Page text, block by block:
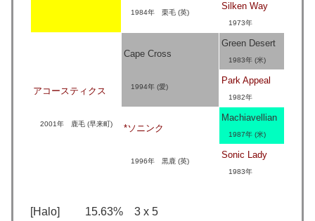
1984年 栗毛 (英)
Silken Way
1973年
アコースティクス
2001年 鹿毛 (早来町)
Cape Cross
1994年 (愛)
Green Desert
1983年 (米)
Park Appeal
1982年
*ソニンク
1996年 黒鹿 (英)
Machiavellian
1987年 (米)
Sonic Lady
1983年
[Halo] 15.63% 3 x 5